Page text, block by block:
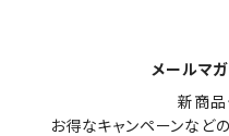
メールマ
新商品
お得なキャンペーンなど